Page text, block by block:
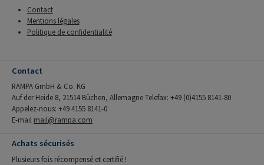
Contact
Mentions légales
Politique de confidentialité
Contact
RAMPA GmbH & Co. KG
Auf der Heide 8, 21514 Büchen, Allemagne Telefax: +49 (0)4155 8141-80
Appelez-nous: +49 4155 8141-0
E-mail mail@rampa.com
Achats sécurisés
Plusieurs fois récompensé et certifié !